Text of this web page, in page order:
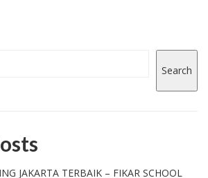
Search
JAKARTA TERBAIK – FIKAR SCHOOL